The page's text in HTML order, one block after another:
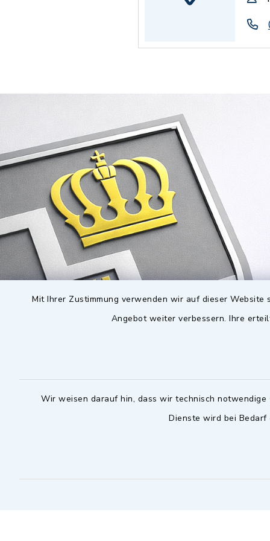
Mit Ihrer Zustimmung verwenden wir auf dieser
Angebot weiter verbessern. Ihre
Wir weisen darauf hin, dass wir technisch
Dienste wird bei